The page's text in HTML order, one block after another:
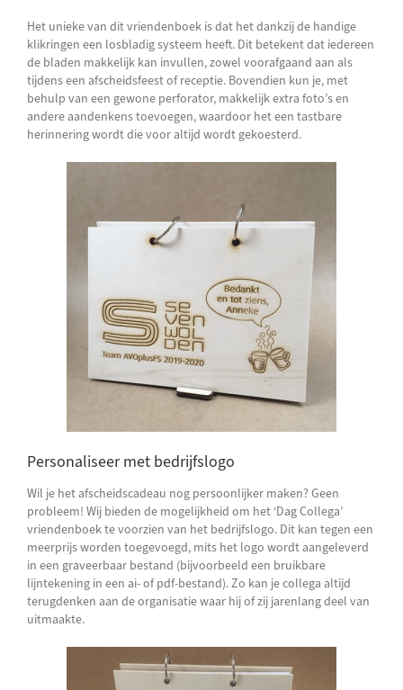
Het unieke van dit vriendenboek is dat het dankzij de handige
klikringen een losbladig systeem heeft. Dit betekent dat iedereen
de bladen makkelijk kan invullen, zowel voorafgaand aan als
tijdens een afscheidsfeest of receptie. Bovendien kun je, met
behulp van een gewone perforator, makkelijk extra foto’s en
andere aandenkens toevoegen, waardoor het een tastbare
herinnering wordt die voor altijd wordt gekoesterd.
Personaliseer met bedrijfslogo
Wil je het afscheidscadeau nog persoonlijker maken? Geen
probleem! Wij bieden de mogelijkheid om het ‘Dag Collega’
vriendenboek te voorzien van het bedrijfslogo. Dit kan tegen een
meerprijs worden toegevoegd, mits het logo wordt aangeleverd
in een graveerbaar bestand (bijvoorbeeld een bruikbare
lijntekening in een ai- of pdf-bestand). Zo kan je collega altijd
terugdenken aan de organisatie waar hij of zij jarenlang deel van
uitmaakte.